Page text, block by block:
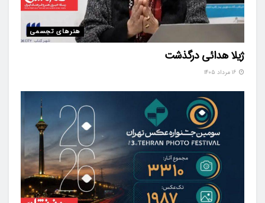
هنرهای تجسمی
ژیلا هدائی درگذشت